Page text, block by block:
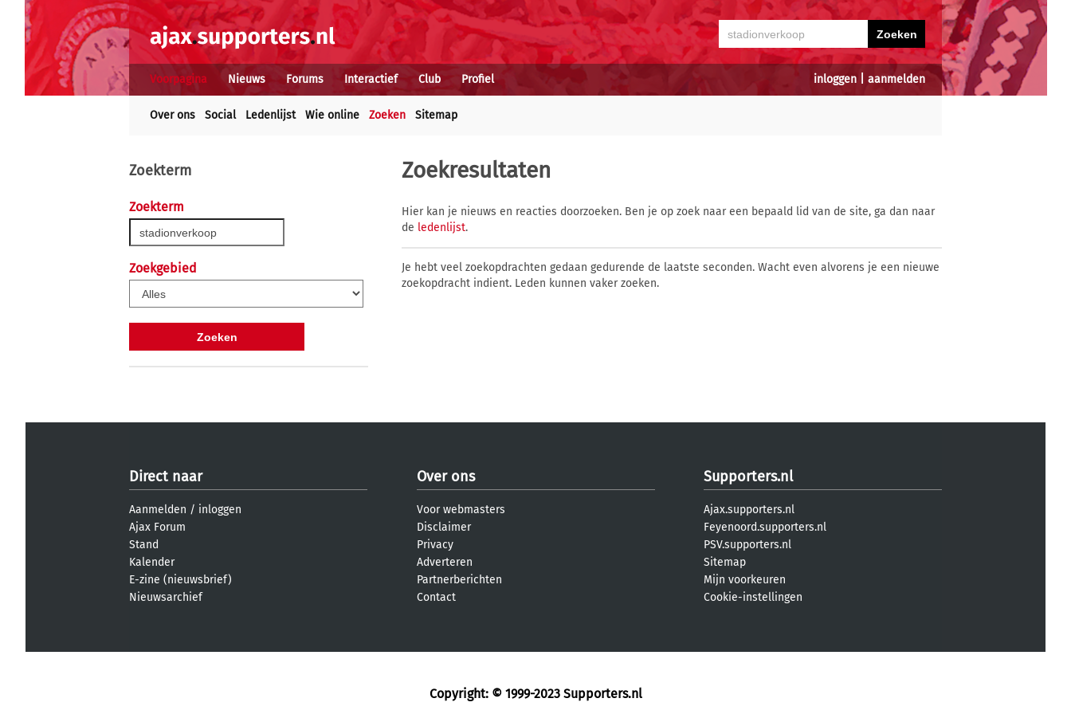
inloggen aanmelden
Voorpagina Nieuws Forums Interactief Club Profiel
Over ons Social Ledenlijst Wie online Zoeken Sitemap
Zoekterm
Zoekterm
Zoekgebied
Zoekresultaten
Hier kan je nieuws en reacties doorzoeken. Ben je op zoek naar een bepaald lid van de site, ga dan naar
de ledenlijst.
Je hebt veel zoekopdrachten gedaan gedurende de laatste seconden. Wacht even alvorens je een nieuwe
zoekopdracht indient. Leden kunnen vaker zoeken.
Direct naar
Aanmelden / inloggen
Ajax Forum
Stand
Kalender
E-zine (nieuwsbrief)
Nieuwsarchief
Over ons
Voor webmasters
Disclaimer
Privacy
Adverteren
Partnerberichten
Contact
Supporters.nl
Ajax.supporters.nl
Feyenoord.supporters.nl
PSV.supporters.nl
Sitemap
Mijn voorkeuren
Cookie-instellingen
Copyright: © 1999-2023 Supporters.nl